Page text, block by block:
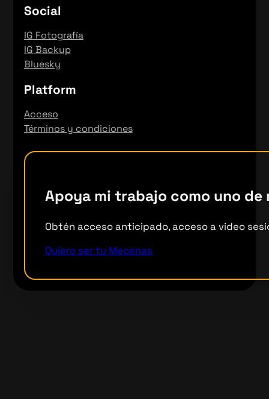
Social
IG Fotografía
IG Backup
Bluesky
Platform
Acceso
Términos y condiciones
Apoya mi trabajo como uno de
Obtén acceso anticipado, acceso a video
Quiero ser tu Mecenas